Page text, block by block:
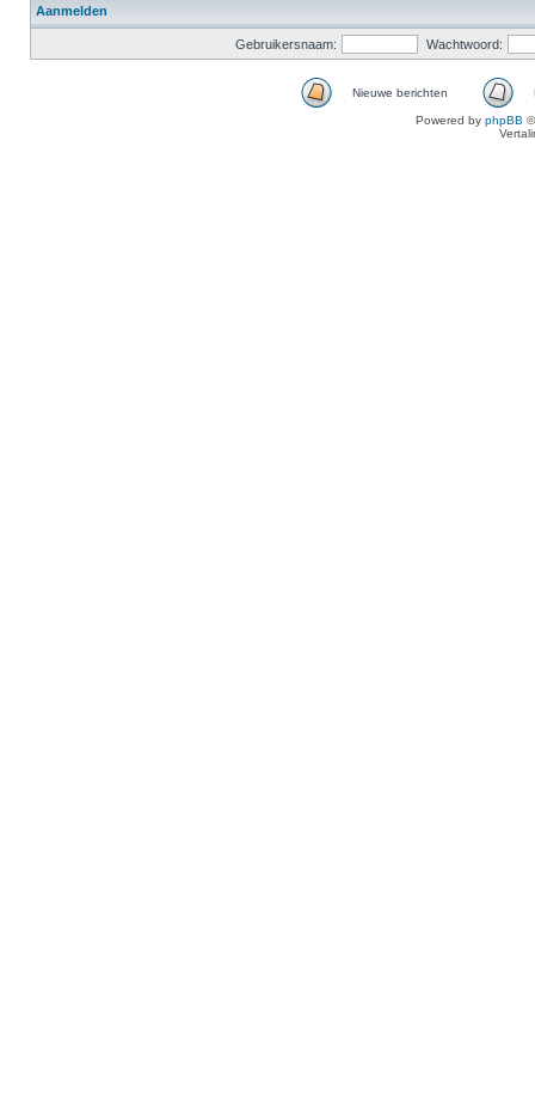
Aanmelden
Gebruikersnaam: Wachtwoord:
Nieuwe berichten
Powered by phpBB